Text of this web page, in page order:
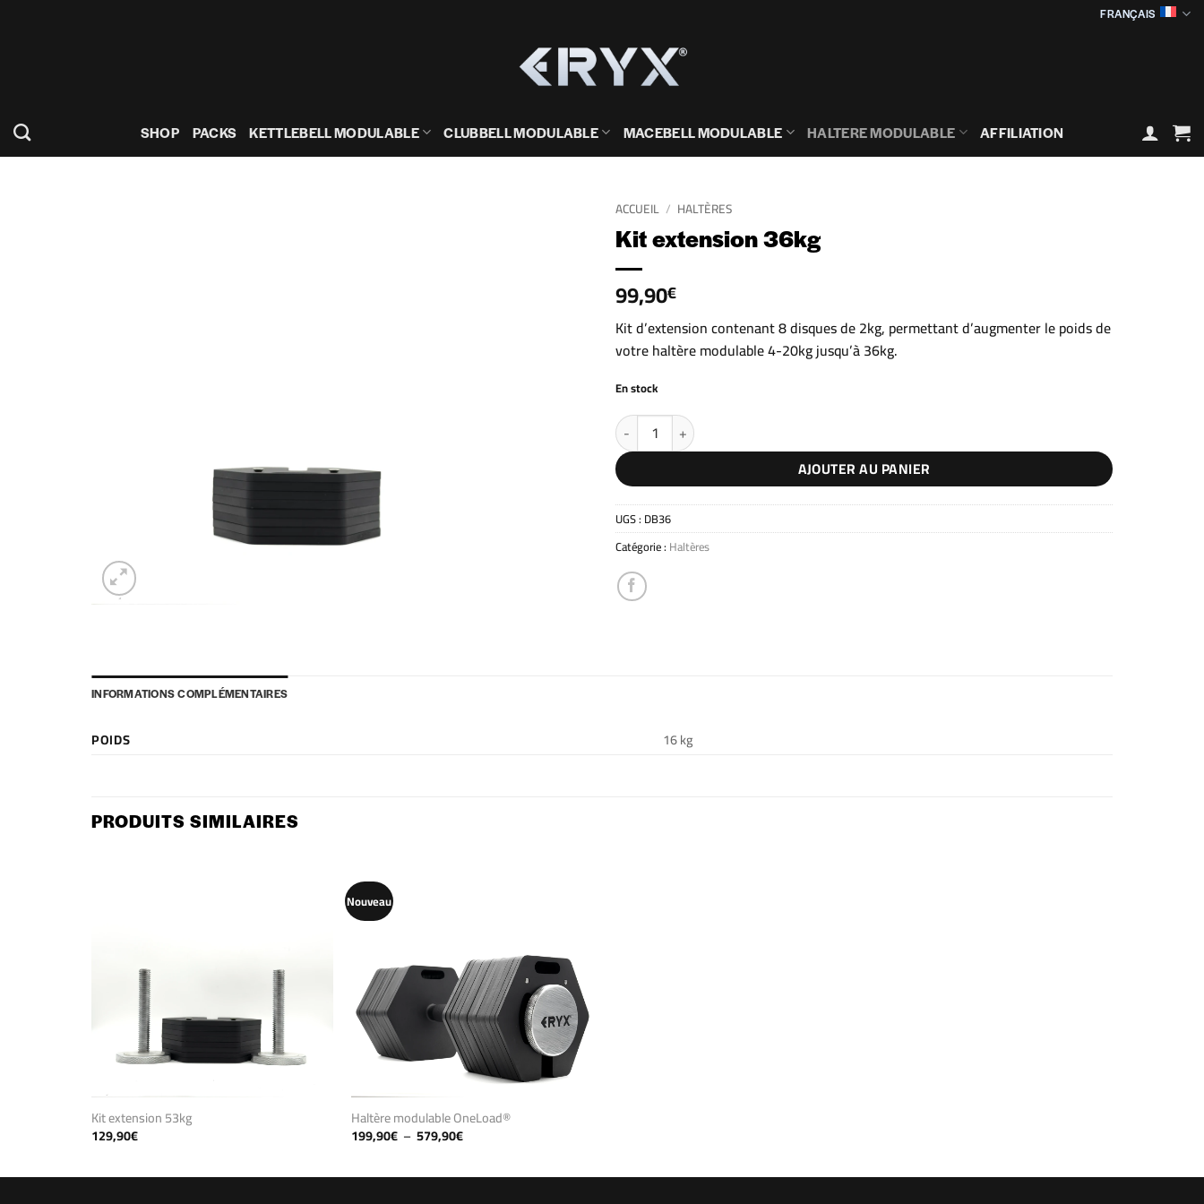
FRANÇAIS
SHOP PACKS KETTLEBELL MODULABLE CLUBBELL MODULABLE MACEBELL MODULABLE HALTERE MODULABLE AFFILIATION
ACCUEIL / HALTÈRES
Kit extension 36kg
99,90€
Kit d’extension contenant 8 disques de 2kg, permettant d’augmenter le poids de
votre haltère modulable 4-20kg jusqu’à 36kg.
En stock
quantité de Kit extension 36kg
AJOUTER AU PANIER
UGS : DB36
Catégorie : Haltères
INFORMATIONS COMPLÉMENTAIRES
POIDS 16 kg
PRODUITS SIMILAIRES
Kit extension 53kg
129,90€
Nouveau
Haltère modulable OneLoad®
199,90€ – 579,90€Plage
de
199,90€
à